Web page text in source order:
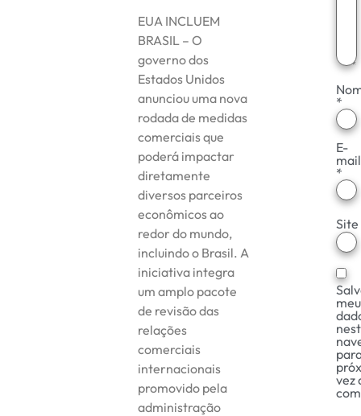
EUA INCLUEM
BRASIL – O
governo dos
Estados Unidos
anunciou uma nova
rodada de medidas
comerciais que
poderá impactar
diretamente
diversos parceiros
econômicos ao
redor do mundo,
incluindo o Brasil. A
iniciativa integra
um amplo pacote
de revisão das
relações
comerciais
internacionais
promovido pela
administração
*
E-
mail
*
Site
vez